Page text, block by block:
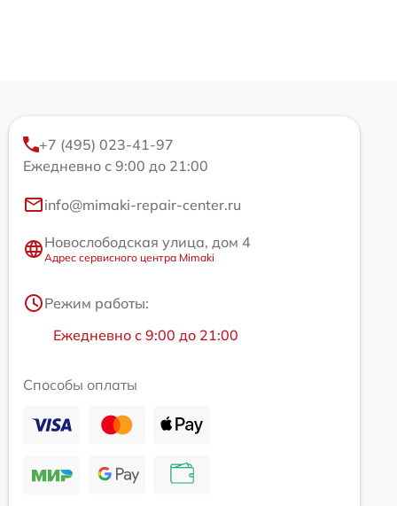
+7 (495) 023-41-97
Ежедневно с 9:00 до 21:00
info@mimaki-repair-center.ru
Новослободская улица, дом 4
Адрес сервисного центра Mimaki
Режим работы:
Ежедневно с 9:00 до 21:00
Способы оплаты